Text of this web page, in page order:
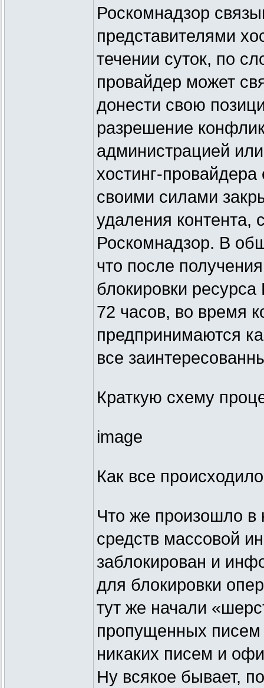
Роскомнадзор
представителями
течении суток, по
провайдер может
донести свою
разрешение
администрацией
хостинг-
своими силами
удаления контента,
Роскомнадзор. В
что после
блокировки
72 часов, во время
предпринимаются
все
Краткую схему
image
Как все
Что же произошло в
средств массовой
заблокирован и
для блокировки
тут же начали
пропущенных писем
никаких писем и
Ну всякое бывает,